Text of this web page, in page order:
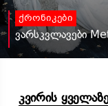
ქრონიკები
ვარსკვლავები
კვირის